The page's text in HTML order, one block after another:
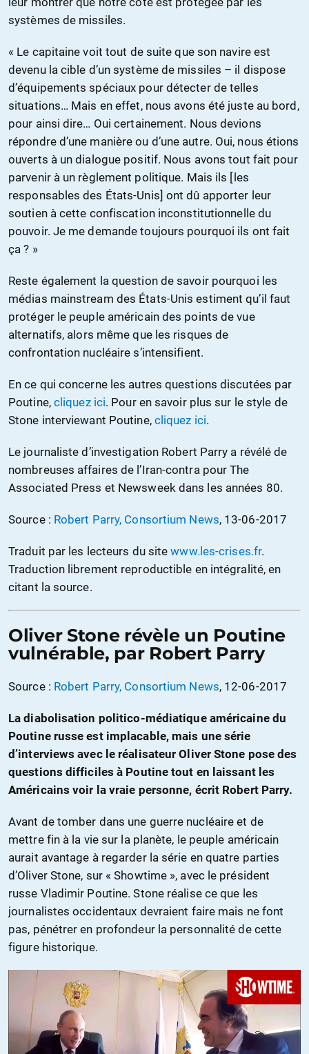
systèmes de missiles.
« Le capitaine voit tout de suite que son navire est
devenu la cible d’un système de missiles – il dispose
d’équipements spéciaux pour détecter de telles
situations… Mais en effet, nous avons été juste au bord,
pour ainsi dire… Oui certainement. Nous devions
répondre d’une manière ou d’une autre. Oui, nous étions
ouverts à un dialogue positif. Nous avons tout fait pour
parvenir à un règlement politique. Mais ils [les
responsables des États-Unis] ont dû apporter leur
soutien à cette confiscation inconstitutionnelle du
pouvoir. Je me demande toujours pourquoi ils ont fait
ça ? »
Reste également la question de savoir pourquoi les
médias mainstream des États-Unis estiment qu’il faut
protéger le peuple américain des points de vue
alternatifs, alors même que les risques de
confrontation nucléaire s’intensifient.
En ce qui concerne les autres questions discutées par
Poutine, cliquez ici. Pour en savoir plus sur le style de
Stone interviewant Poutine, cliquez ici.
Le journaliste d’investigation Robert Parry a révélé de
nombreuses affaires de l’Iran-contra pour The
Associated Press et Newsweek dans les années 80.
Source : Robert Parry, Consortium News, 13-06-2017
Traduit par les lecteurs du sitewww.les-crises.fr.
Traduction librement reproductible en intégralité, en
citant la source.
Oliver Stone révèle un Poutine
vulnérable, par Robert Parry
Source : Robert Parry, Consortium News, 12-06-2017
La diabolisation politico-médiatique américaine du
Poutine russe est implacable, mais une série
d’interviews avec le réalisateur Oliver Stone pose des
questions difficiles à Poutine tout en laissant les
Américains voir la vraie personne, écrit Robert Parry.
Avant de tomber dans une guerre nucléaire et de
mettre fin à la vie sur la planète, le peuple américain
aurait avantage à regarder la série en quatre parties
d’Oliver Stone, sur « Showtime », avec le président
russe Vladimir Poutine. Stone réalise ce que les
journalistes occidentaux devraient faire mais ne font
pas, pénétrer en profondeur la personnalité de cette
figure historique.